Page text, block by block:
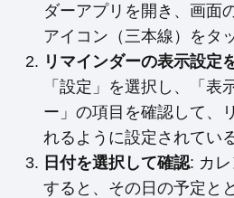
ダーアプリを開き、画面
アイコン（三本線）をタ
リマインダーの表示設定
「設定」を選択し、「表
ー」の項目を確認して、
れるように設定されてい
日付を選択して確認: カ
すると、その日の予定と